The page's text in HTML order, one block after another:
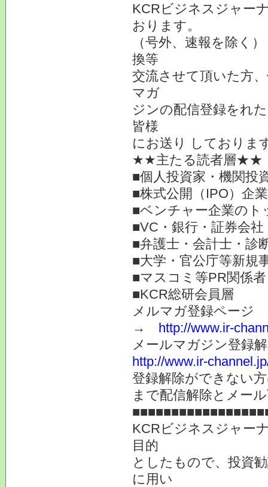
KCRビジネスジャー
おります。
（号外、速報を除く
換等
交流させて頂いた方
マガ
ジンの配信登録をれ
皆様
にお送り しておりま
★★主たる読者層★★
■個人投資家・機関投
■株式公開（IPO）企
■ベンチャー企業のト
■VC・銀行・証券会
■弁護士・会計士・診
■大学・官公庁等新規
■マスコミ等PR関係者
■KCR総研会員層
メルマガ登録ページ
→ http://www.ir-
メールマガジン登録
http://www.ir-
登録解除ができない
まで配信解除とメー
KCRビジネスジャー
目的
としたもので、投資
に用い